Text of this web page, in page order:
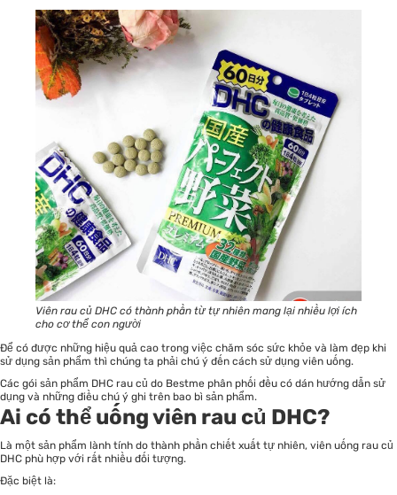
Viên rau củ DHC có thành phần từ tự nhiên mang lại nhiều lợi ích
cho cơ thể con người
Để có được những hiệu quả cao trong việc chăm sóc sức khỏe và làm đẹp khi
sử dụng sản phẩm thì chúng ta phải chú ý đến cách sử dụng viên uống.
Các gói sản phẩm DHC rau củ do Bestme phân phối đều có dán hướng dẫn sử
dụng và những điều chú ý ghi trên bao bì sản phẩm.
Ai có thể uống viên rau củ DHC?
Là một sản phẩm lành tính do thành phần chiết xuất tự nhiên, viên uống rau củ
DHC phù hợp với rất nhiều đối tượng.
Đặc biệt là: